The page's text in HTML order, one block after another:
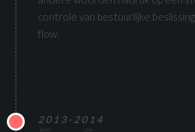
controle van bestuurlijke
flow.
2013-2014